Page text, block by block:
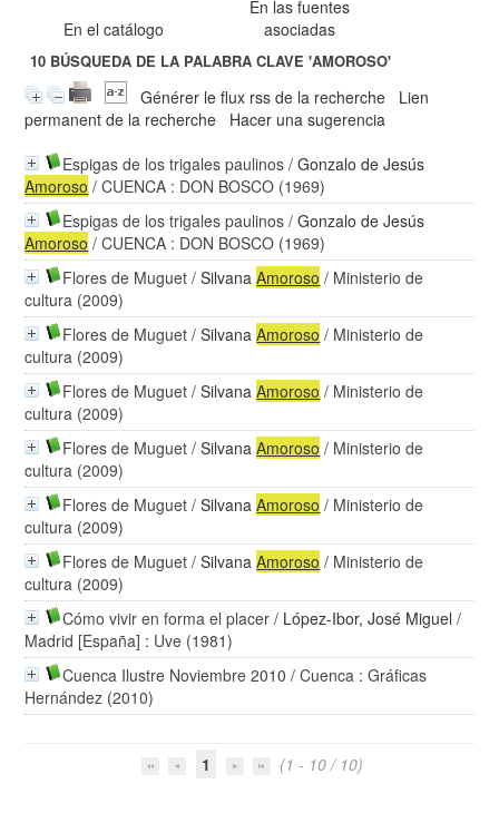
En el catálogo
En las fuentes
asociadas
10 BÚSQUEDA DE LA PALABRA CLAVE'AMOROSO'
Générer le flux rss de la recherche
Lien
permanent de la recherche
Hacer una sugerencia
Espigas de los trigales paulinos /Gonzalo de Jesús
Amoroso / CUENCA : DON BOSCO (1969)
Espigas de los trigales paulinos /Gonzalo de Jesús
Amoroso / CUENCA : DON BOSCO (1969)
Flores de Muguet /SilvanaAmoroso / Ministerio de
cultura (2009)
Flores de Muguet /SilvanaAmoroso / Ministerio de
cultura (2009)
Flores de Muguet /SilvanaAmoroso / Ministerio de
cultura (2009)
Flores de Muguet /SilvanaAmoroso / Ministerio de
cultura (2009)
Flores de Muguet /SilvanaAmoroso / Ministerio de
cultura (2009)
Flores de Muguet /SilvanaAmoroso / Ministerio de
cultura (2009)
Cómo vivir en forma el placer / López-Ibor, José Miguel /
Madrid [España] : Uve (1981)
Cuenca Ilustre Noviembre 2010 / Cuenca : Gráficas
Hernández (2010)
1 (1 - 10 / 10)